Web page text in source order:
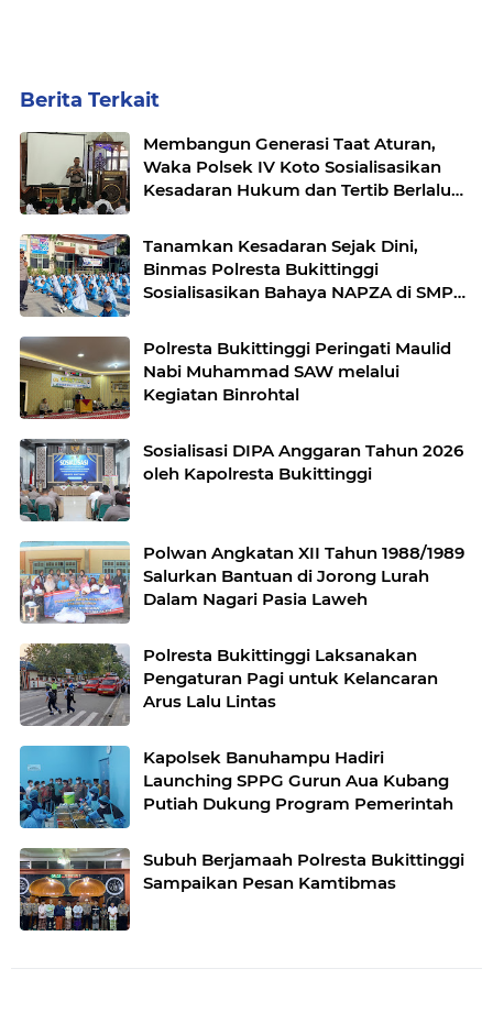
Berita Terkait
Membangun Generasi Taat Aturan,
Waka Polsek IV Koto Sosialisasikan
Kesadaran Hukum dan Tertib Berlalu
Tanamkan Kesadaran Sejak Dini,
Binmas Polresta Bukittinggi
Sosialisasikan Bahaya NAPZA di SMPN
Polresta Bukittinggi Peringati Maulid
Nabi Muhammad SAW melalui
Kegiatan Binrohtal
Sosialisasi DIPA Anggaran Tahun 2026
oleh Kapolresta Bukittinggi
Polwan Angkatan XII Tahun 1988/1989
Salurkan Bantuan di Jorong Lurah
Dalam Nagari Pasia Laweh
Polresta Bukittinggi Laksanakan
Pengaturan Pagi untuk Kelancaran
Arus Lalu Lintas
Kapolsek Banuhampu Hadiri
Launching SPPG Gurun Aua Kubang
Putiah Dukung Program Pemerintah
Subuh Berjamaah Polresta Bukittinggi
Sampaikan Pesan Kamtibmas